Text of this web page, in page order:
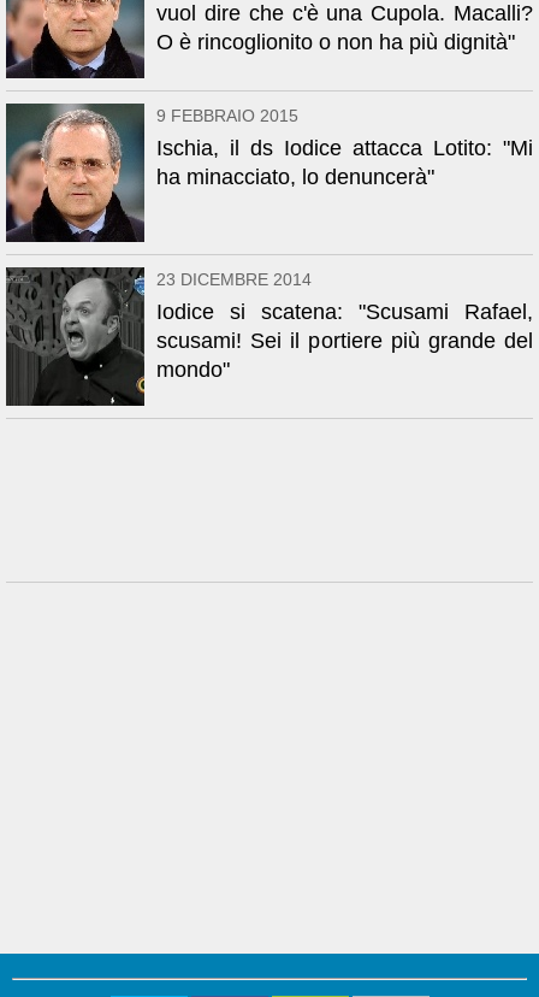
vuol dire che c'è una Cupola. Macalli?
O è rincoglionito o non ha più dignità"
9 FEBBRAIO 2015
Ischia, il ds Iodice attacca Lotito: "Mi
ha minacciato, lo denuncerà"
23 DICEMBRE 2014
Iodice si scatena: "Scusami Rafael,
scusami! Sei il portiere più grande del
mondo"